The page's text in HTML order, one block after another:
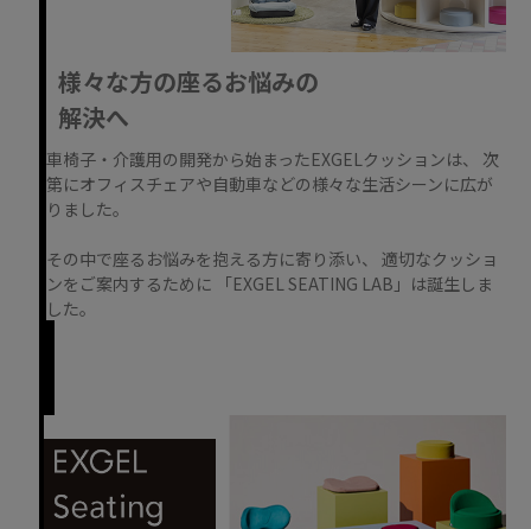
様々な方の座るお悩みの
解決へ
車椅子・介護用の開発から始まったEXGELクッションは、 次
第にオフィスチェアや自動車などの様々な生活シーンに広が
りました。
その中で座るお悩みを抱える方に寄り添い、 適切なクッショ
ンをご案内するために 「EXGEL SEATING LAB」は誕生しま
した。